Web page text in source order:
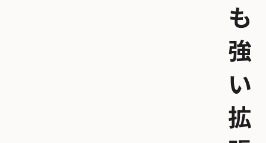
も
強
い
拡